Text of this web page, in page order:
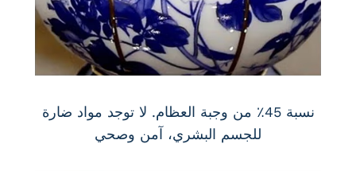
نسبة 45٪ من وجبة العظام. لا توجد مواد ضارة
للجسم البشري، آمن وصحي